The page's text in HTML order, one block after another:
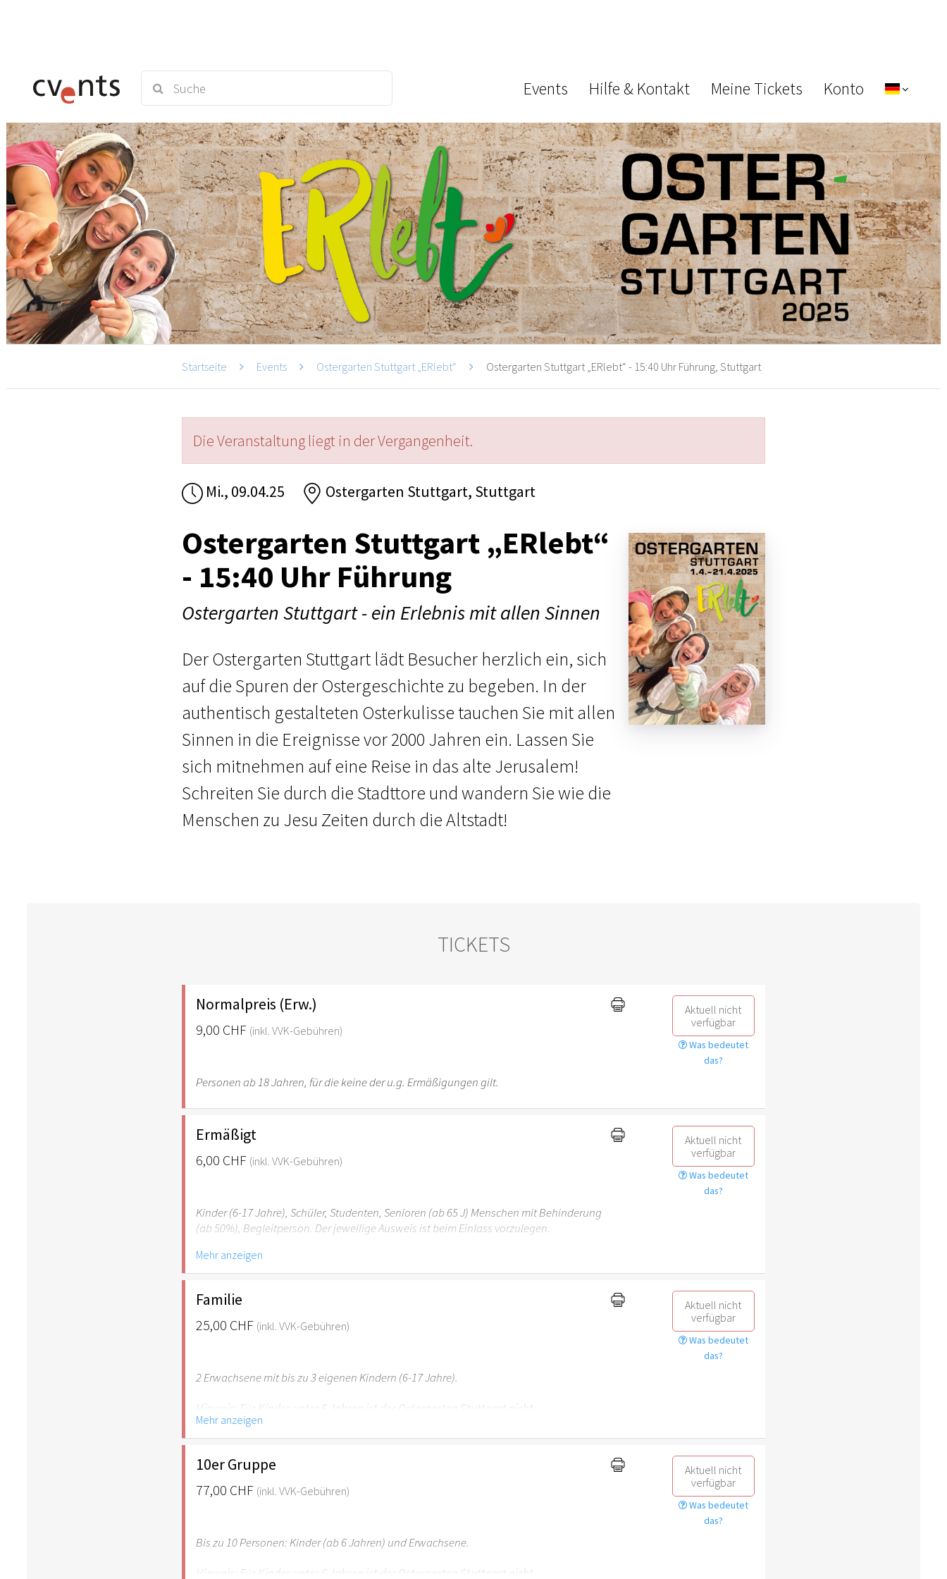
Events Hilfe & Kontakt Meine Tickets Konto
Startseite Events Ostergarten Stuttgart „ERlebt“ Ostergarten Stuttgart „ERlebt“ - 15:40 Uhr Führung, Stuttgart
Die Veranstaltung liegt in der Vergangenheit.
Mi., 09.04.25 Ostergarten Stuttgart, Stuttgart
Ostergarten Stuttgart „ERlebt“
- 15:40 Uhr Führung
Ostergarten Stuttgart - ein Erlebnis mit allen Sinnen
Der Ostergarten Stuttgart lädt Besucher herzlich ein, sich
auf die Spuren der Ostergeschichte zu begeben. In der
authentisch gestalteten Osterkulisse tauchen Sie mit allen
Sinnen in die Ereignisse vor 2000 Jahren ein. Lassen Sie
sich mitnehmen auf eine Reise in das alte Jerusalem!
Schreiten Sie durch die Stadttore und wandern Sie wie die
Menschen zu Jesu Zeiten durch die Altstadt!
TICKETS
Normalpreis (Erw.)
9,00 CHF (inkl. VVK-Gebühren)
Aktuell nicht
verfügbar
Was bedeutet
das?
Personen ab 18 Jahren, für die keine der u.g. Ermäßigungen gilt.
Ermäßigt
6,00 CHF (inkl. VVK-Gebühren)
Aktuell nicht
verfügbar
Was bedeutet
das?
Kinder (6-17 Jahre), Schüler, Studenten, Senioren (ab 65 J) Menschen mit Behinderung
(ab 50%), Begleitperson. Der jeweilige Ausweis ist beim Einlass vorzulegen.
Hinweis: Für Kinder unter 6 Jahren ist der Ostergarten Stuttgart nicht
empfehlenswert.
Mehr anzeigen
Familie
25,00 CHF (inkl. VVK-Gebühren)
Aktuell nicht
verfügbar
Was bedeutet
das?
2 Erwachsene mit bis zu 3 eigenen Kindern (6-17 Jahre).
Hinweis: Für Kinder unter 6 Jahren ist der Ostergarten Stuttgart nicht
empfehlenswert.
Mehr anzeigen
10er Gruppe
77,00 CHF (inkl. VVK-Gebühren)
Aktuell nicht
verfügbar
Was bedeutet
das?
Bis zu 10 Personen: Kinder (ab 6 Jahren) und Erwachsene.
Hinweis: Für Kinder unter 6 Jahren ist der Ostergarten Stuttgart nicht